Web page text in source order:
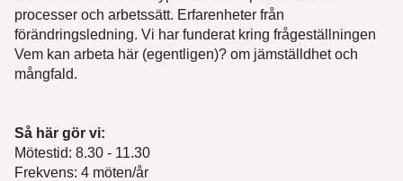
processer och arbetssätt. Erfarenheter från
förändringsledning. Vi har funderat kring frågeställningen
Vem kan arbeta här (egentligen)? om jämställdhet och
mångfald.
Så här gör vi:
Mötestid: 8.30 - 11.30
Frekvens: 4 möten/år